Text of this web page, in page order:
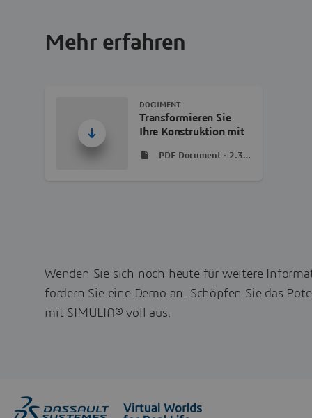
Mehr erfahren
Transformieren Sie
Ihre Konstruktion mit
Simulationslösungen –
DOCUMENT
PDF Document · 2.3Mb
Wenden Sie sich noch heute für weitere
fordern Sie eine Demo an. Schöpfen Sie das
mit SIMULIA® voll aus.